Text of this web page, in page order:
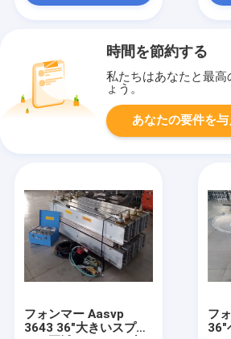
時間を節約する
私たちはあなたと最
ょう。
あなたの要件を与
フォンマー Aasvp
3643 36"大きいスプラ
フ
36"